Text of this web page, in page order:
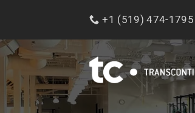
contenu
+1 (519) 474-1795